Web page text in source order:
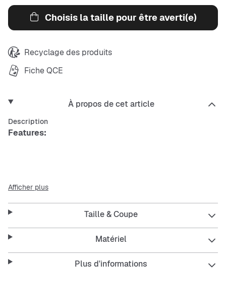
Choisis la taille pour être averti(e)
Recyclage des produits
Fiche QCE
À propos de cet article
Description
Features:
Capacité d'environ 18 litres
Dimensions (H x L x P) : environ 46 x 30 x 13 cm
Matériau : 100% polyester
Afficher plus
Taille & Coupe
Matériel
Plus d'informations